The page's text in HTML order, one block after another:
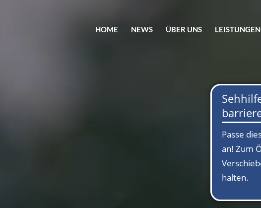
HOME NEWS ÜBER UNS LEISTUNGEN